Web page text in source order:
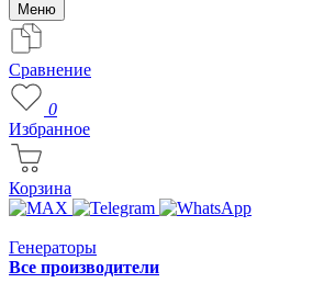
Меню
Сравнение
0
Избранное
Корзина
Генераторы
Все производители